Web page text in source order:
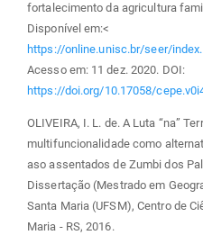
fortalecimento da agricultura
Disponível em:<
https://online.unisc.br/seer/
Acesso em: 11 dez. 2020. DOI:
https://doi.org/10.17058/
OLIVEIRA, I. L. de. A Luta “na”
multifuncionalidade como
aso assentados de Zumbi dos
Dissertação (Mestrado em
Santa Maria (UFSM), Centro de
Maria - RS, 2016.